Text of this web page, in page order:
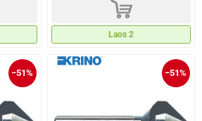
d
Laos 2
−51% −51%